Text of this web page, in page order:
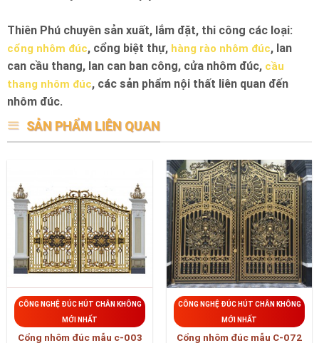
Thiên Phú chuyên sản xuất, lắm đặt, thi công các loại:
cổng nhôm đúc, cổng biệt thự, hàng rào nhôm đúc, lan
can cầu thang, lan can ban công, cửa nhôm đúc, cầu
thang nhôm đúc, các sản phẩm nội thất liên quan đến
nhôm đúc.
SẢN PHẨM LIÊN QUAN
CÔNG NGHỆ ĐÚC HÚT CHÂN KHÔNG
MỚI NHẤT
Cổng nhôm đúc mẫu c-003
CÔNG NGHỆ ĐÚC HÚT CHÂN KHÔNG
MỚI NHẤT
Cổng nhôm đúc mẫu C-072